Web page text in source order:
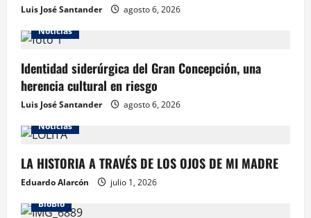
Luis José Santander
agosto 6, 2026
Noticias
Identidad siderúrgica del Gran Concepción, una
herencia cultural en riesgo
Luis José Santander
agosto 6, 2026
Noticias
LA HISTORIA A TRAVÉS DE LOS OJOS DE MI MADRE
Eduardo Alarcón
julio 1, 2026
BioBio